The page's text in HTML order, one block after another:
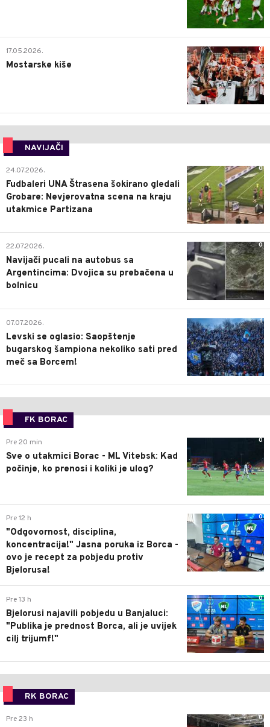
0
17.05.2026.
Mostarske kiše
NAVIJAČI
0
24.07.2026.
Fudbaleri UNA Štrasena šokirano gledali
Grobare: Nevjerovatna scena na kraju
utakmice Partizana
0
22.07.2026.
Navijači pucali na autobus sa
Argentincima: Dvojica su prebačena u
bolnicu
1
07.07.2026.
Levski se oglasio: Saopštenje
bugarskog šampiona nekoliko sati pred
meč sa Borcem!
FK BORAC
0
Pre 20 min
Sve o utakmici Borac - ML Vitebsk: Kad
počinje, ko prenosi i koliki je ulog?
0
Pre 12 h
"Odgovornost, disciplina,
koncentracija!" Jasna poruka iz Borca -
ovo je recept za pobjedu protiv
Bjelorusa!
0
Pre 13 h
Bjelorusi najavili pobjedu u Banjaluci:
"Publika je prednost Borca, ali je uvijek
cilj trijumf!"
RK BORAC
0
Pre 23 h